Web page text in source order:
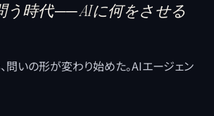
う時代 ── AIに何をさせる
問いの形が変わり始めた。AIエージェン